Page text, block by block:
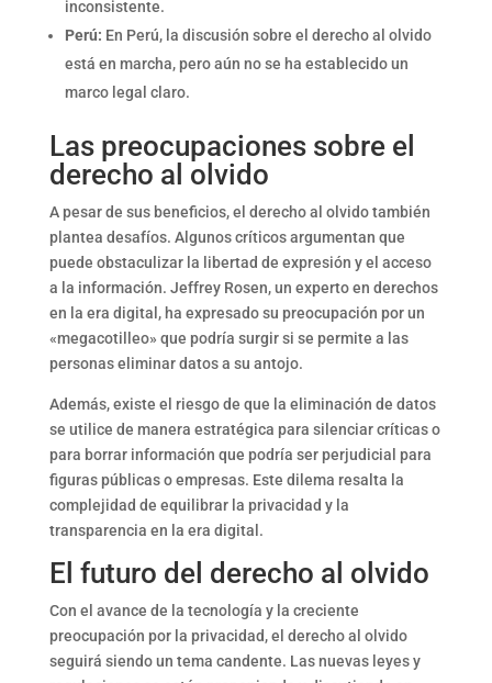
inconsistente.
Perú: En Perú, la discusión sobre el derecho al olvido
está en marcha, pero aún no se ha establecido un
marco legal claro.
Las preocupaciones sobre el
derecho al olvido
A pesar de sus beneficios, el derecho al olvido también
plantea desafíos. Algunos críticos argumentan que
puede obstaculizar la libertad de expresión y el acceso
a la información. Jeffrey Rosen, un experto en derechos
en la era digital, ha expresado su preocupación por un
«megacotilleo» que podría surgir si se permite a las
personas eliminar datos a su antojo.
Además, existe el riesgo de que la eliminación de datos
se utilice de manera estratégica para silenciar críticas o
para borrar información que podría ser perjudicial para
figuras públicas o empresas. Este dilema resalta la
complejidad de equilibrar la privacidad y la
transparencia en la era digital.
El futuro del derecho al olvido
Con el avance de la tecnología y la creciente
preocupación por la privacidad, el derecho al olvido
seguirá siendo un tema candente. Las nuevas leyes y